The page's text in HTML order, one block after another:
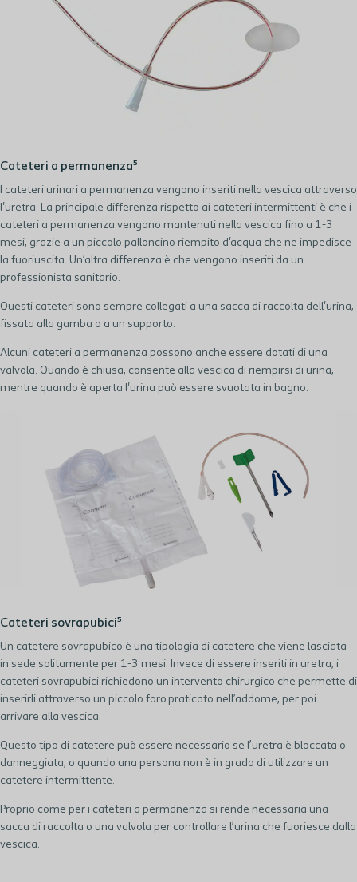
Cateteri a permanenza⁵
I cateteri urinari a permanenza vengono inseriti nella vescica attraverso
l'uretra. La principale differenza rispetto ai cateteri intermittenti è che i
cateteri a permanenza vengono mantenuti nella vescica fino a 1-3
mesi, grazie a un piccolo palloncino riempito d'acqua che ne impedisce
la fuoriuscita. Un’altra differenza è che vengono inseriti da un
professionista sanitario.
Questi cateteri sono sempre collegati a una sacca di raccolta dell'urina,
fissata alla gamba o a un supporto.
Alcuni cateteri a permanenza possono anche essere dotati di una
valvola. Quando è chiusa, consente alla vescica di riempirsi di urina,
mentre quando è aperta l'urina può essere svuotata in bagno.
Cateteri sovrapubici⁵
Un catetere sovrapubico è una tipologia di catetere che viene lasciata
in sede solitamente per 1-3 mesi. Invece di essere inseriti in uretra, i
cateteri sovrapubici richiedono un intervento chirurgico che permette di
inserirli attraverso un piccolo foro praticato nell’addome, per poi
arrivare alla vescica.
Questo tipo di catetere può essere necessario se l’uretra è bloccata o
danneggiata, o quando una persona non è in grado di utilizzare un
catetere intermittente.
Proprio come per i cateteri a permanenza si rende necessaria una
sacca di raccolta o una valvola per controllare l’urina che fuoriesce dalla
vescica.